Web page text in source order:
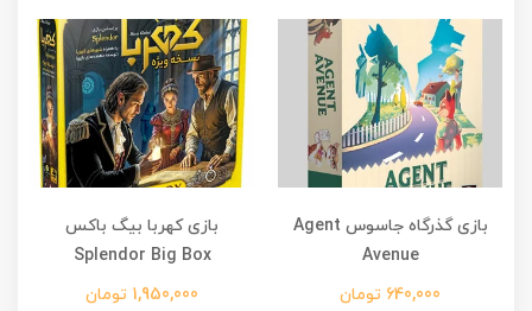
بازی گذرگاه جاسوس Agent
Avenue
640,000 تومان
بازی کهربا بیگ باکس
Splendor Big Box
1,950,000 تومان